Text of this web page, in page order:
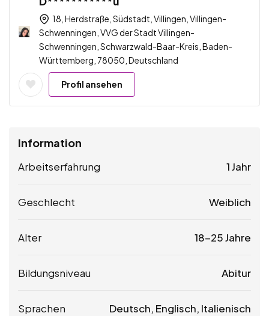
18, Herdstraße, Südstadt, Villingen, Villingen-
Schwenningen, VVG der Stadt Villingen-
Schwenningen, Schwarzwald-Baar-Kreis, Baden-
Württemberg, 78050, Deutschland
Profil ansehen
Information
Arbeitserfahrung 1 Jahr
Geschlecht Weiblich
Alter 18-25 Jahre
Bildungsniveau Abitur
Sprachen Deutsch, Englisch, Italienisch